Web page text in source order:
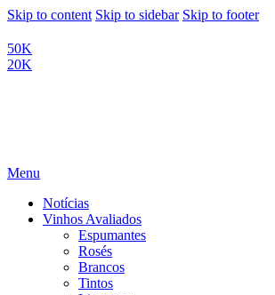
Skip to content Skip to sidebar Skip to footer
50K
20K
Menu
Notícias
Vinhos Avaliados
Espumantes
Rosés
Brancos
Tintos